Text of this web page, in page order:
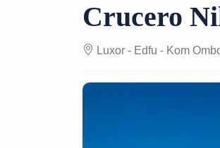
Crucero
Luxor - Edfu - Kom